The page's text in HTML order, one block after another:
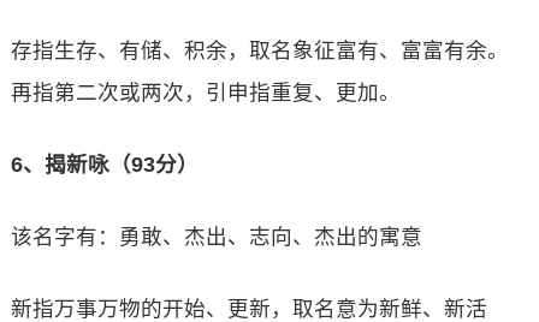
存指生存、有储、积余，取名象征富有、富富有余。
再指第二次或两次，引申指重复、更加。
6、揭新咏（93分）
该名字有：勇敢、杰出、志向、杰出的寓意
新指万事万物的开始、更新，取名意为新鲜、新活